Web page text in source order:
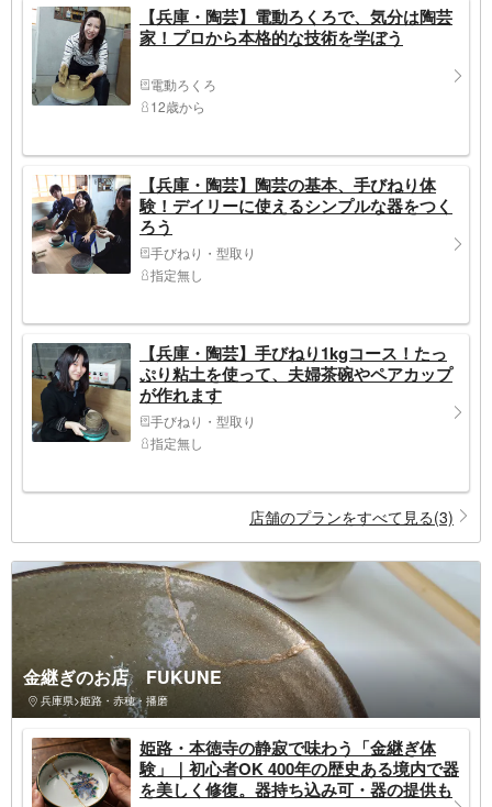
【兵庫・陶芸】電動ろくろで、気分は陶芸
家！プロから本格的な技術を学ぼう
電動ろくろ
12歳から
【兵庫・陶芸】陶芸の基本、手びねり体
験！デイリーに使えるシンプルな器をつく
ろう
手びねり・型取り
指定無し
【兵庫・陶芸】手びねり1kgコース！たっ
ぷり粘土を使って、夫婦茶碗やペアカップ
が作れます
手びねり・型取り
指定無し
店舗のプランをすべて見る(3)
金継ぎのお店 FUKUNE
兵庫県>姫路・赤穂・播磨
姫路・本徳寺の静寂で味わう「金継ぎ体
験」｜初心者OK 400年の歴史ある境内で器
を美しく修復。器持ち込み可・器の提供も